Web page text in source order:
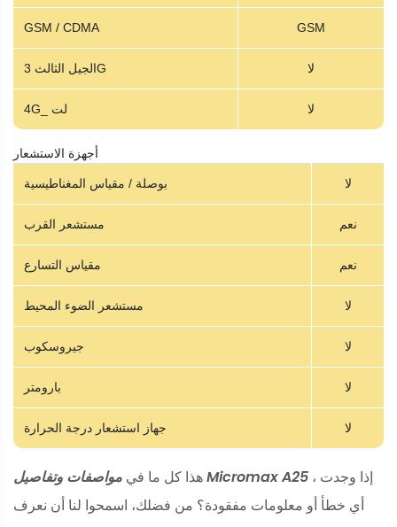
GSM / CDMA GSM
الجيل الثالث 3G لا
4G_ لت لا
أجهزة الاستشعار
بوصلة / مقياس المغناطيسية لا
مستشعر القرب نعم
مقياس التسارع نعم
مستشعر الضوء المحيط لا
جيروسكوب لا
بارومتر لا
جهاز استشعار درجة الحرارة لا
هذا كل ما فيمواصفات وتفاصيل Micromax A25 ، إذا وجدت
أي خطأ أو معلومات مفقودة؟ من فضلك، اسمحوا لنا أن نعرف